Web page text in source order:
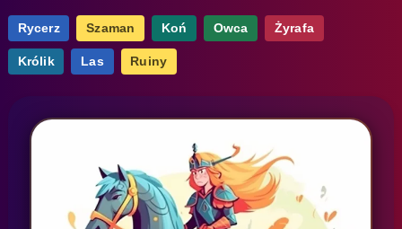
Rycerz Szaman Koń Owca Żyrafa
Królik Las Ruiny